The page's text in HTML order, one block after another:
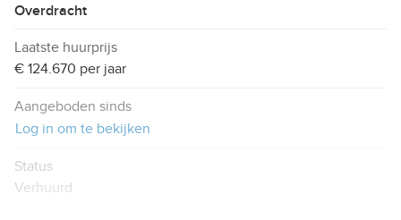
Overdracht
Laatste huurprijs
€ 124.670 per jaar
Aangeboden sinds
Log in om te bekijken
Status
Verhuurd